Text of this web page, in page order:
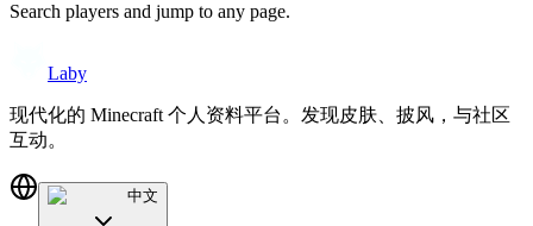
Search players and jump to any page.
Laby
现代化的 Minecraft 个人资料平台。发现皮肤、披风，与社区
互动。
中文